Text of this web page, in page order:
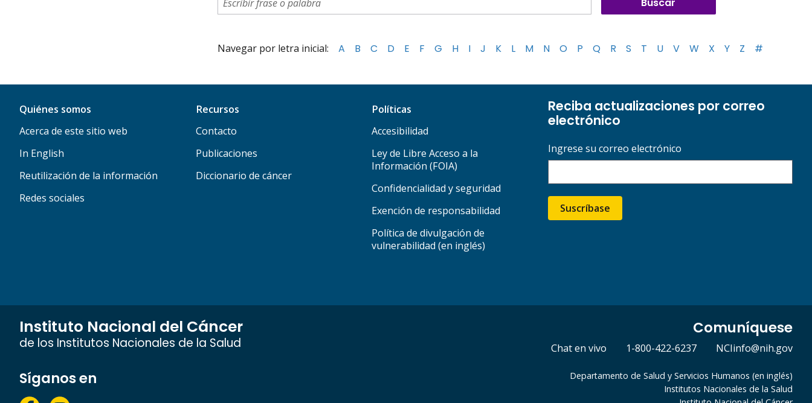
Navegar por letra inicial: A B C D E F G H I J K L M N O P Q R S T U V W X Y Z #
Quiénes somos
Acerca de este sitio web
In English
Reutilización de la información
Redes sociales
Recursos
Contacto
Publicaciones
Diccionario de cáncer
Políticas
Accesibilidad
Ley de Libre Acceso a la
Información (FOIA)
Confidencialidad y seguridad
Exención de responsabilidad
Política de divulgación de
vulnerabilidad (en inglés)
Reciba actualizaciones por correo
electrónico
Ingrese su correo electrónico
Suscríbase
Instituto Nacional del Cáncer
de los Institutos Nacionales de la Salud
Comuníquese
Chat en vivo 1-800-422-6237 NCIinfo@nih.gov
Síganos en
Departamento de Salud y Servicios Humanos (en inglés)
Institutos Nacionales de la Salud